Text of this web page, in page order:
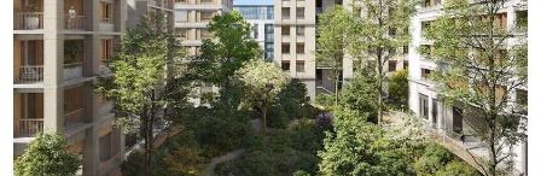
exposé sont disponibles sur le site Géorisques : www.
georisques. gouv. fr.
Réseau Immobilier CAPIFRANCE - Votre agent
commercial (RSAC N°417 643 483 - Greffe de LYON)